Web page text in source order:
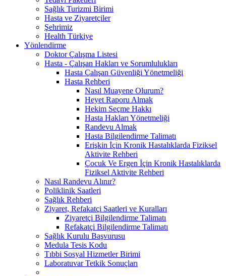
Sağlık Turizmi Birimi
Hasta ve Ziyaretçiler
Şehrimiz
Health Türkiye
Yönlendirme
Doktor Çalışma Listesi
Hasta - Çalışan Hakları ve Sorumlulukları
Hasta Çalışan Güvenliği Yönetmeliği
Hasta Rehberi
Nasıl Muayene Olurum?
Heyet Raporu Almak
Hekim Seçme Hakkı
Hasta Hakları Yönetmeliği
Randevu Almak
Hasta Bilgilendirme Talimatı
Erişkin İçin Kronik Hastalıklarda Fiziksel
Aktivite Rehberi
Çocuk Ve Ergen İçin Kronik Hastalıklarda
Fiziksel Aktivite Rehberi
Nasıl Randevu Alınır?
Poliklinik Saatleri
Sağlık Rehberi
Ziyaret, Refakatçi Saatleri ve Kuralları
Ziyaretçi Bilgilendirme Talimatı
Refakatçi Bilgilendirme Talimatı
Sağlık Kurulu Başvurusu
Medula Tesis Kodu
Tıbbi Sosyal Hizmetler Birimi
Laboratuvar Tetkik Sonuçları